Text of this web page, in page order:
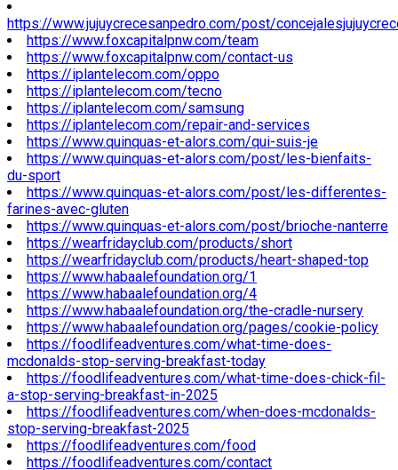
https://www.jujuycrecesanpedro.com/post/
https://www.foxcapitalpnw.com/team
https://www.foxcapitalpnw.com/contact-us
https://iplantelecom.com/oppo
https://iplantelecom.com/tecno
https://iplantelecom.com/samsung
https://iplantelecom.com/repair-and-services
https://www.quinquas-et-alors.com/qui-suis-je
https://www.quinquas-et-alors.com/post/les-bienfaits-
du-sport
https://www.quinquas-et-alors.com/post/les-differentes-
farines-avec-gluten
https://www.quinquas-et-alors.com/post/brioche-nanterre
https://wearfridayclub.com/products/short
https://wearfridayclub.com/products/heart-shaped-top
https://www.habaalefoundation.org/1
https://www.habaalefoundation.org/4
https://www.habaalefoundation.org/the-cradle-nursery
https://www.habaalefoundation.org/pages/cookie-policy
https://foodlifeadventures.com/what-time-does-
mcdonalds-stop-serving-breakfast-today
https://foodlifeadventures.com/what-time-does-chick-fil-
a-stop-serving-breakfast-in-2025
https://foodlifeadventures.com/when-does-mcdonalds-
stop-serving-breakfast-2025
https://foodlifeadventures.com/food
https://foodlifeadventures.com/contact